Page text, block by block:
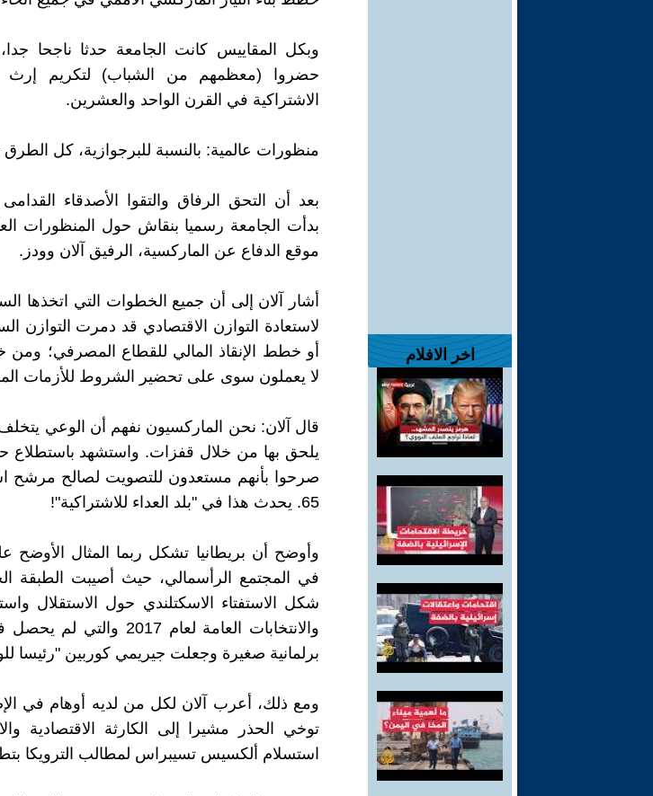
اخر الافلام
وبكل المقاييس كانت الجامعة حدثا ناجحا
حضروا (معظمهم من الشباب) لتكريم إرث
الاشتراكية في القرن الواحد والعشرين.
منظورات عالمية: بالنسبة للبرجوازية، كل
بعد أن التحق الرفاق والتقوا الأصدقاء
بدأت الجامعة رسميا بنقاش حول المنظورات
موقع الدفاع عن الماركسية، الرفيق آلان وودز.
أشار آلان إلى أن جميع الخطوات التي اتخذها
لاستعادة التوازن الاقتصادي قد دمرت التوازن
أو خطط الإنقاذ المالي للقطاع المصرفي؛ ومن
لا يعملون سوى على تحضير الشروط للأزمات
قال آلان: نحن الماركسيون نفهم أن الوعي
65. يحدث هذا في "بلد العداء للاشتراكية"!
وأوضح أن بريطانيا تشكل ربما المثال الأوضح
في المجتمع الرأسمالي، حيث أصيبت الطبقة
شكل الاستفتاء الاسكتلندي حول الاستقلال
والانتخابات العامة لعام
برلمانية صغيرة وجعلت جيريمي كوربين "رئيسا
ومع ذلك، أعرب آلان لكل من لديه أوهام في
توخي الحذر مشيرا إلى الكارثة الاقتصادية
استسلام ألكسيس تسيبراس لمطالب الترويكا